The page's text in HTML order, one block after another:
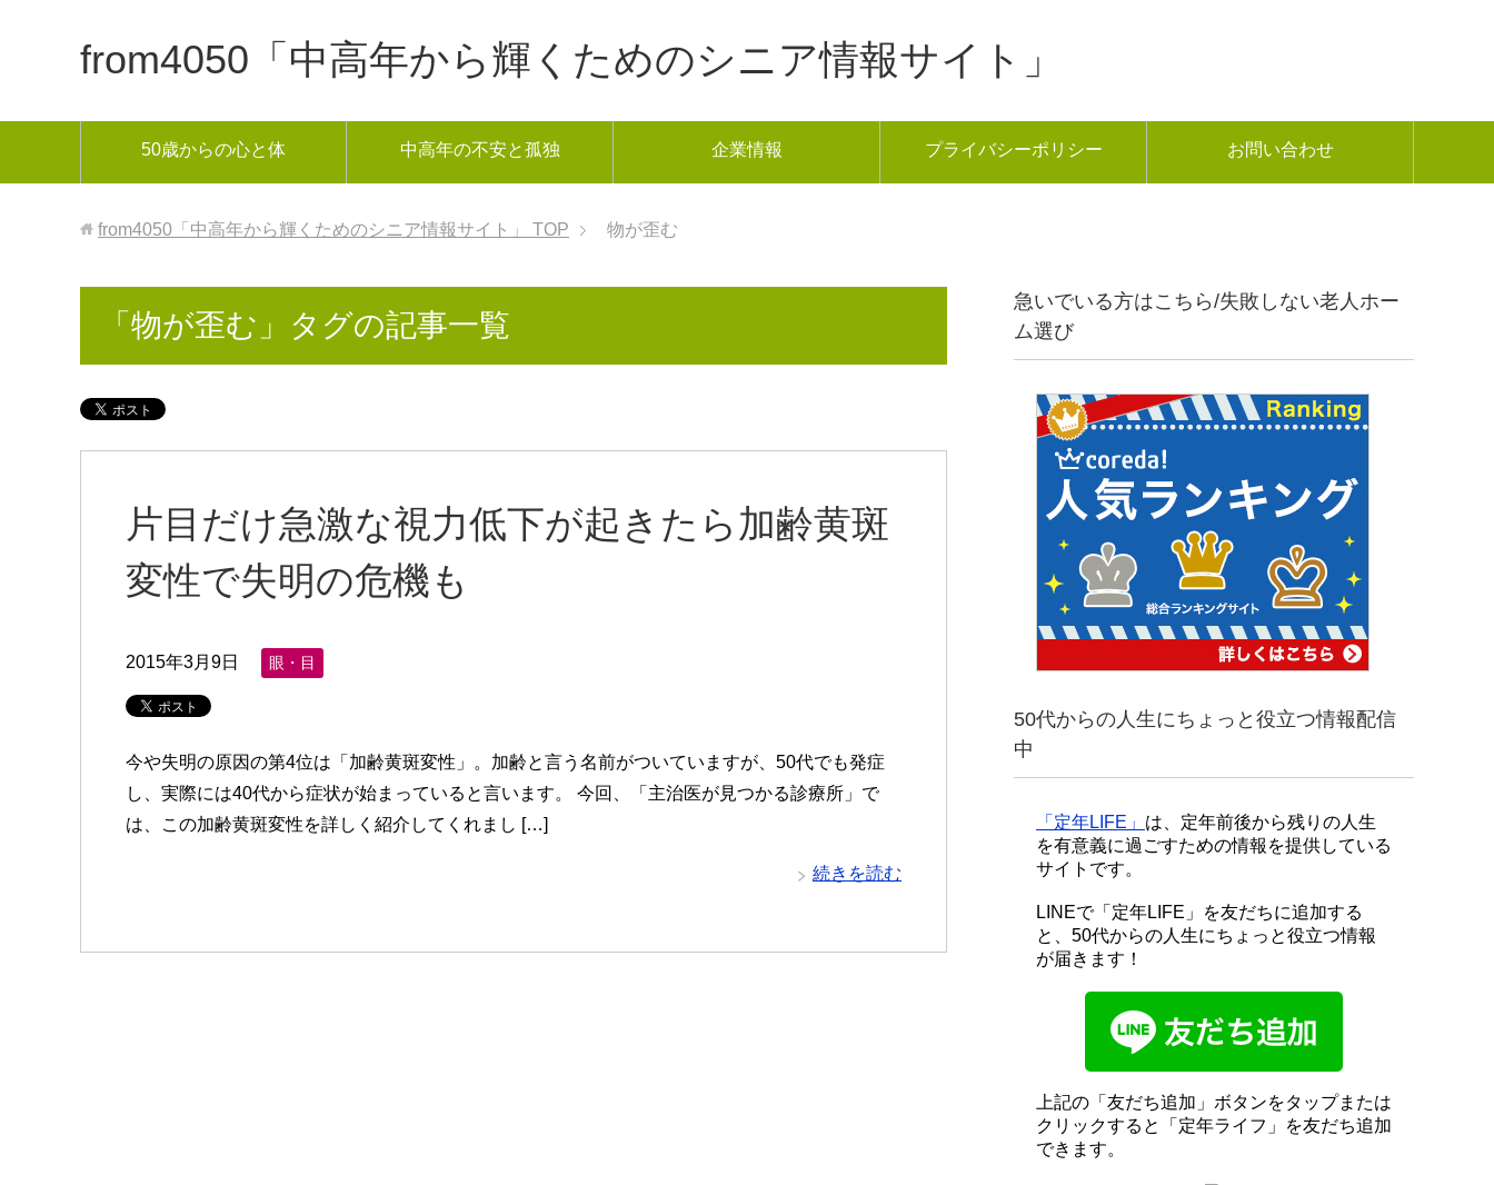
from4050「中高年から輝くためのシニア情報サイト」
50歳からの心と体 中高年の不安と孤独 企業情報 プライバシーポリシー お問い合わせ
from4050「中高年から輝くためのシニア情報サイト」 TOP 物が歪む
「物が歪む」タグの記事一覧
片目だけ急激な視力低下が起きたら加齢黄斑
変性で失明の危機も
2015年3月9日 眼・目
今や失明の原因の第4位は「加齢黄斑変性」。加齢と言う名前がついていますが、50代でも発症
し、実際には40代から症状が始まっていると言います。 今回、「主治医が見つかる診療所」で
は、この加齢黄斑変性を詳しく紹介してくれまし […]
続きを読む
急いでいる方はこちら/失敗しない老人ホー
ム選び
50代からの人生にちょっと役立つ情報配信
中
「定年LIFE」 は、定年前後から残りの人生
を有意義に過ごすための情報を提供している
サイトです。
LINEで「定年LIFE」を友だちに追加する
と、50代からの人生にちょっと役立つ情報
が届きます！
上記の「友だち追加」ボタンをタップまたは
クリックすると「定年ライフ」を友だち追加
できます。